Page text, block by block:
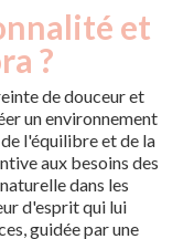
et
?
de douceur et
un environnement
l'équilibre et de la
aux besoins des
dans les
d'esprit qui lui
guidée par une